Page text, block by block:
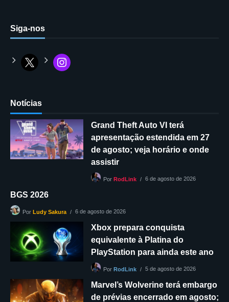
Siga-nos
Notícias
Grand Theft Auto VI terá
apresentação estendida em 27
de agosto; veja horário e onde
assistir
PorRodLink 6 de agosto de 2026
BGS 2026
PorLudy Sakura 6 de agosto de 2026
Xbox prepara conquista
equivalente à Platina do
PlayStation para ainda este ano
PorRodLink 5 de agosto de 2026
Marvel’s Wolverine terá embargo
de prévias encerrado em agosto;